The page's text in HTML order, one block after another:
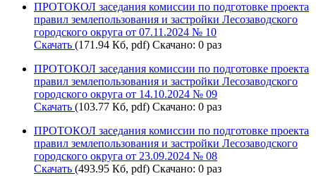
ПРОТОКОЛ заседания комиссии по подготовке проекта
правил землепользования и застройки Лесозаводского
городского округа от 07.11.2024 № 10
Скачать (171.94 Кб, pdf) Скачано: 0 раз
ПРОТОКОЛ заседания комиссии по подготовке проекта
правил землепользования и застройки Лесозаводского
городского округа от 14.10.2024 № 09
Скачать (103.77 Кб, pdf) Скачано: 0 раз
ПРОТОКОЛ заседания комиссии по подготовке проекта
правил землепользования и застройки Лесозаводского
городского округа от 23.09.2024 № 08
Скачать (493.95 Кб, pdf) Скачано: 0 раз